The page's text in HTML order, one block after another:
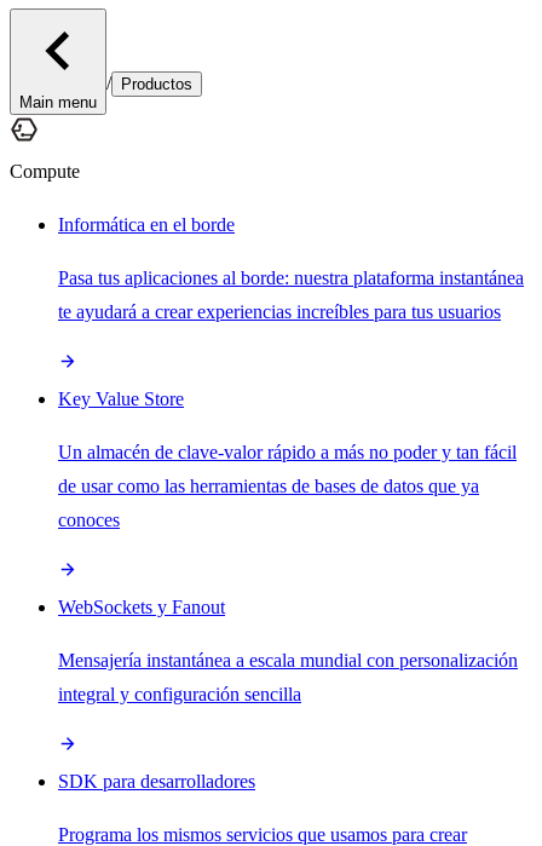
Main menu
/ Productos
Compute
Informática en el borde
Pasa tus aplicaciones al borde: nuestra plataforma instantánea
te ayudará a crear experiencias increíbles para tus usuarios
Key Value Store
Un almacén de clave-valor rápido a más no poder y tan fácil
de usar como las herramientas de bases de datos que ya
conoces
WebSockets y Fanout
Mensajería instantánea a escala mundial con personalización
integral y configuración sencilla
SDK para desarrolladores
Programa los mismos servicios que usamos para crear